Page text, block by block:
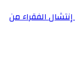
الفقراء من